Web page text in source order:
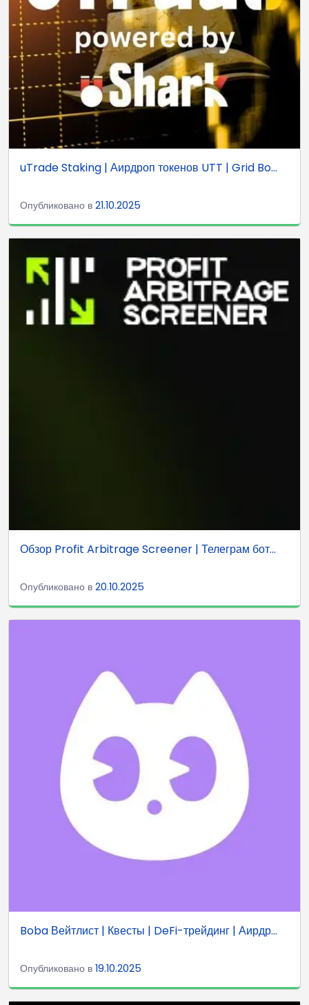
uTrade Staking | Аирдроп токенов UTT | Grid Bo...
Опубликовано в 21.10.2025
Обзор Profit Arbitrage Screener | Телеграм бот...
Опубликовано в 20.10.2025
Boba Вейтлист | Квесты | DeFi-трейдинг | Аирдр...
Опубликовано в 19.10.2025